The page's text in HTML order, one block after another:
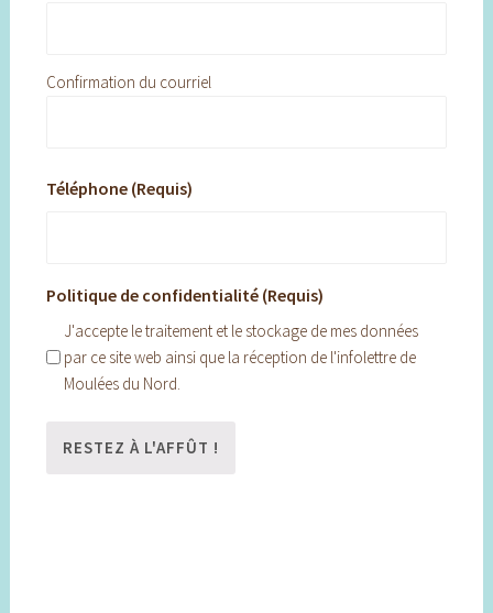
Confirmation du courriel
Téléphone (Requis)
Politique de confidentialité (Requis)
J'accepte le traitement et le stockage de mes données
par ce site web ainsi que la réception de l'infolettre de
Moulées du Nord.